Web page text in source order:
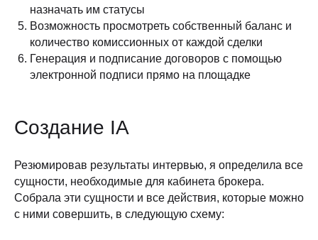
назначать им статусы
Возможность просмотреть собственный баланс и
количество комиссионных от каждой сделки
Генерация и подписание договоров с помощью
электронной подписи прямо на площадке
Создание IA
Резюмировав результаты интервью, я определила все
сущности, необходимые для кабинета брокера.
Собрала эти сущности и все действия, которые можно
с ними совершить, в следующую схему: